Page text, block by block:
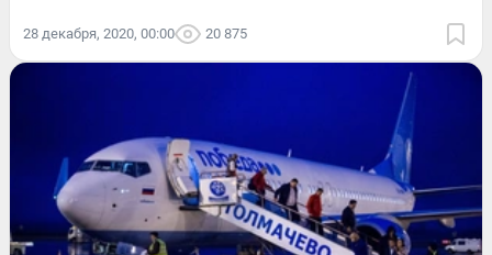
28 декабря, 2020, 00:00 20 875